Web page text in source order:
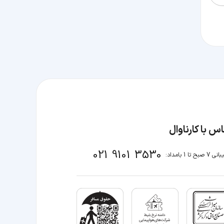
با کارناوال
تا 1 بامداد: 021 9101 3530